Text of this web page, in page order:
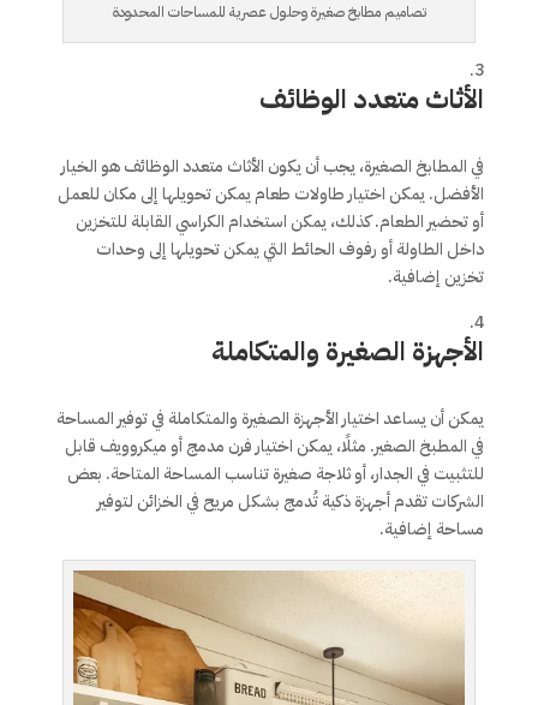
تصاميم مطابخ صغيرة وحلول عصرية للمساحات المحدودة
الأثاث متعدد الوظائف
في المطابخ الصغيرة، يجب أن يكون الأثاث متعدد الوظائف هو الخيار
الأفضل. يمكن اختيار طاولات طعام يمكن تحويلها إلى مكان للعمل
أو تحضير الطعام. كذلك، يمكن استخدام الكراسي القابلة للتخزين
داخل الطاولة أو رفوف الحائط التي يمكن تحويلها إلى وحدات
تخزين إضافية.
الأجهزة الصغيرة والمتكاملة
يمكن أن يساعد اختيار الأجهزة الصغيرة والمتكاملة في توفير المساحة
في المطبخ الصغير. مثلًا، يمكن اختيار فرن مدمج أو ميكروويف قابل
للتثبيت في الجدار، أو ثلاجة صغيرة تناسب المساحة المتاحة. بعض
الشركات تقدم أجهزة ذكية تُدمج بشكل مريح في الخزائن لتوفير
مساحة إضافية.